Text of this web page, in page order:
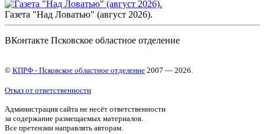
Газета "Над Ловатью" (август 2026).
ВКонтакте Псковское областное отделение
© КПРФ - Псковское областное отделение 2007 — 2026.
Отказ от ответственности
Администрация сайта не несёт ответственности
за содержание размещаемых материалов.
Все претензии направлять авторам.